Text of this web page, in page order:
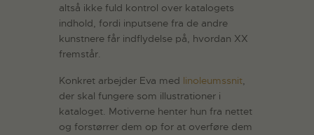
altså ikke fuld kontrol over katalogets
indhold, fordi inputsene fra de andre
kunstnere får indflydelse på, hvordan XX
fremstår.
Konkret arbejder Eva med linoleumssnit,
der skal fungere som illustrationer i
kataloget. Motiverne henter hun fra nettet
og forstørrer dem op for at overføre dem